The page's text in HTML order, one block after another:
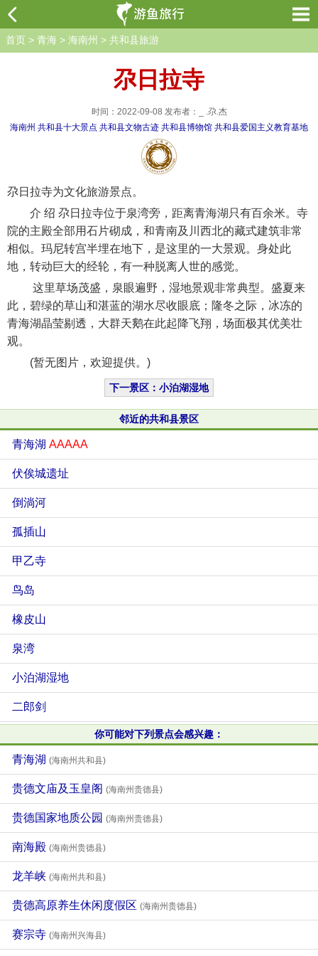
首页 > 青海 > 海南州 > 共和县旅游
尕日拉寺
时间：2022-09-08 发布者：_ .尕.杰
海南州 共和县十大景点 共和县文物古迹 共和县博物馆 共和县爱国主义教育基地
尕日拉寺为文化旅游景点。
介 绍 尕日拉寺位于泉湾旁，距离青海湖只有百余米。寺
院的主殿全部用石片砌成，和青南及川西北的藏式建筑非常
相似。玛尼转宫半埋在地下，是这里的一大景观。身处此
地，转动巨大的经轮，有一种脱离人世的感觉。
这里草场茂盛，泉眼遍野，湿地景观非常典型。盛夏来
此，碧绿的草山和湛蓝的湖水尽收眼底；隆冬之际，冰冻的
青海湖晶莹剔透，大群天鹅在此起降飞翔，场面极其优美壮
观。
(暂无图片，欢迎提供。)
下一景区：小泊湖湿地
邻近的共和县景区
青海湖 AAAAA
伏俟城遗址
倒淌河
孤插山
甲乙寺
鸟岛
橡皮山
泉湾
小泊湖湿地
二郎剑
你可能对下列景点会感兴趣：
青海湖 (海南州共和县)
贵德文庙及玉皇阁 (海南州贵德县)
贵德国家地质公园 (海南州贵德县)
南海殿 (海南州贵德县)
龙羊峡 (海南州共和县)
贵德高原养生休闲度假区 (海南州贵德县)
赛宗寺 (海南州兴海县)